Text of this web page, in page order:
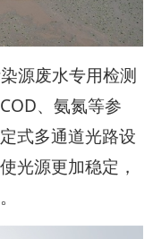
源废水专用检测
、氨氮等参
式多通道光路设
光源更加稳定，